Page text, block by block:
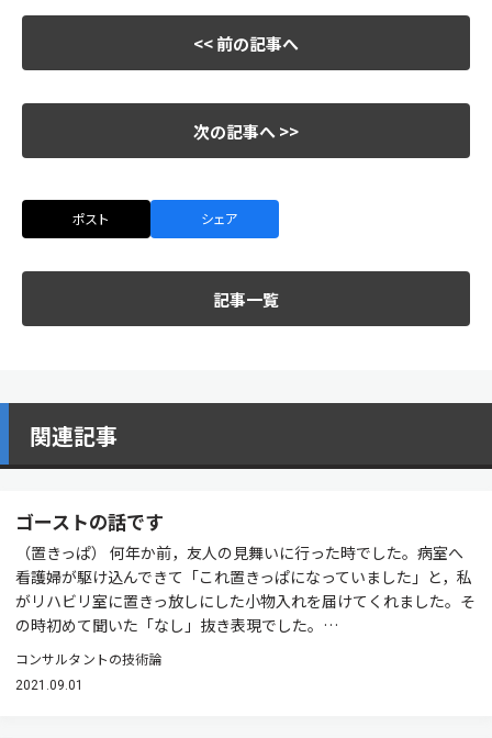
<< 前の記事へ
次の記事へ >>
ポスト シェア
記事一覧
関連記事
ゴーストの話です
（置きっぱ） 何年か前，友人の見舞いに行った時でした。病室へ
看護婦が駆け込んできて「これ置きっぱになっていました」と，私
がリハビリ室に置きっ放しにした小物入れを届けてくれました。そ
の時初めて聞いた「なし」抜き表現でした。…
コンサルタントの技術論
2021.09.01